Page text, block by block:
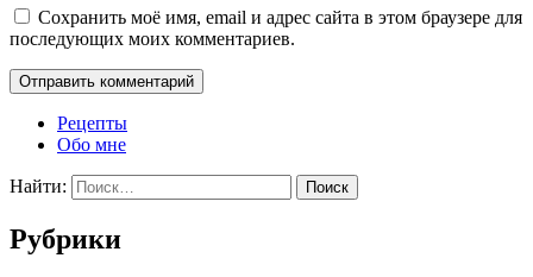
Сохранить моё имя, email и адрес сайта в этом браузере для
последующих моих комментариев.
Рецепты
Обо мне
Найти:
Рубрики